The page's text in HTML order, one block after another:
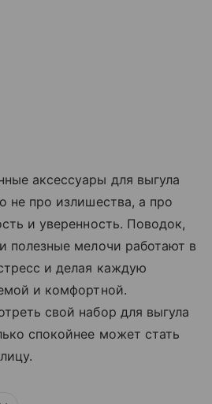
аксессуары для выгула
не про излишества, а про
и уверенность. Поводок,
полезные мелочи работают в
и делая каждую
и комфортной.
свой набор для выгула
спокойнее может стать